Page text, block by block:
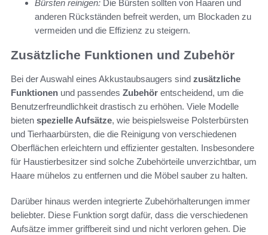
Bürsten reinigen: Die Bürsten sollten von Haaren und
anderen Rückständen befreit werden, um Blockaden zu
vermeiden und die Effizienz zu steigern.
Zusätzliche Funktionen und Zubehör
Bei der Auswahl eines Akkustaubsaugers sind zusätzliche
Funktionen und passendes Zubehör entscheidend, um die
Benutzerfreundlichkeit drastisch zu erhöhen. Viele Modelle
bieten spezielle Aufsätze, wie beispielsweise Polsterbürsten
und Tierhaarbürsten, die die Reinigung von verschiedenen
Oberflächen erleichtern und effizienter gestalten. Insbesondere
für Haustierbesitzer sind solche Zubehörteile unverzichtbar, um
Haare mühelos zu entfernen und die Möbel sauber zu halten.
Darüber hinaus werden integrierte Zubehörhalterungen immer
beliebter. Diese Funktion sorgt dafür, dass die verschiedenen
Aufsätze immer griffbereit sind und nicht verloren gehen. Die